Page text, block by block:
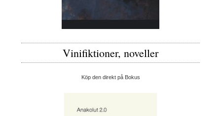
Vinifiktioner, noveller
Köp den direkt på Bokus